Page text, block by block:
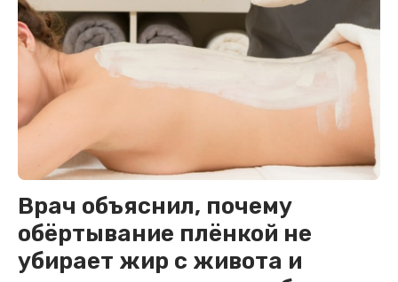
Врач объяснил, почему
обёртывание плёнкой не
убирает жир с живота и